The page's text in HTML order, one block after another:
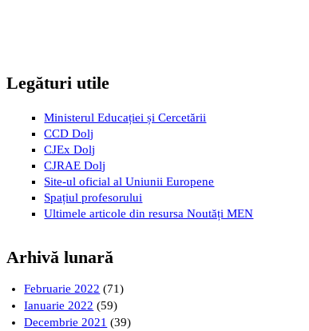
Legături utile
Ministerul Educației și Cercetării
CCD Dolj
CJEx Dolj
CJRAE Dolj
Site-ul oficial al Uniunii Europene
Spațiul profesorului
Ultimele articole din resursa Noutăți MEN
Arhivă lunară
Februarie 2022 (71)
Ianuarie 2022 (59)
Decembrie 2021 (39)